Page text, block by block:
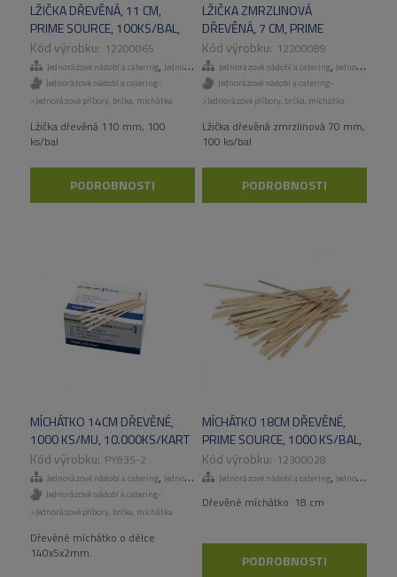
LŽIČKA DŘEVĚNÁ, 11 CM,
PRIME SOURCE, 100KS/BAL,
20 BAL/KART 12200065
Jednorázové nádobí a catering, Jednorázové příbory, brčka, míchátka
Jednorázové nádobí a catering-
>Jednorázové příbory, brčka, míchátka
Lžička dřevěná 110 mm, 100
ks/bal
PODROBNOSTI
LŽIČKA ZMRZLINOVÁ
DŘEVĚNÁ, 7 CM, PRIME
SOURCE, 100KS/BAL, 40
BAL/KART
12200089
Jednorázové nádobí a catering, Jednorázové příbory, brčka, míchátka
Jednorázové nádobí a catering-
>Jednorázové příbory, brčka, míchátka
Lžička dřevěná zmrzlinová 70 mm,
100 ks/bal
PODROBNOSTI
MÍCHÁTKO 14CM DŘEVĚNÉ,
1000 KS/MU, 10.000KS/KART
PY835-2
Jednorázové nádobí a catering, Jednorázové příbory, brčka, míchátka
Jednorázové nádobí a catering-
>Jednorázové příbory, brčka, míchátka
Dřevěné míchátko o délce
140x5x2mm.
MÍCHÁTKO 18CM DŘEVĚNÉ,
PRIME SOURCE, 1000 KS/BAL,
10 BAL/KRT
12300028
Jednorázové nádobí a catering, Jednorázové příbory, brčka, míchátka
Dřevěné míchátko 18 cm
PODROBNOSTI